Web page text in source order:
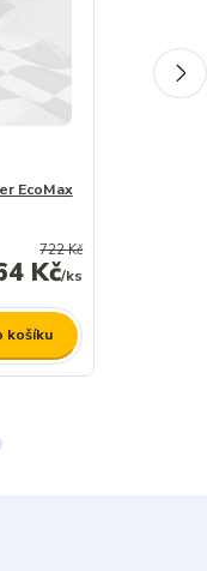
EcoMax
722 Kč
Kč/ks
košíku